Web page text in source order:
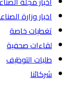
اخبار وزارة
تغطيات خاصة
لقاءات صحفية
طلبات التوظيف
شركائنا